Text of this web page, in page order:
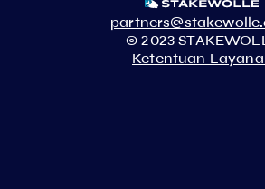
© 2023
Ketentuan